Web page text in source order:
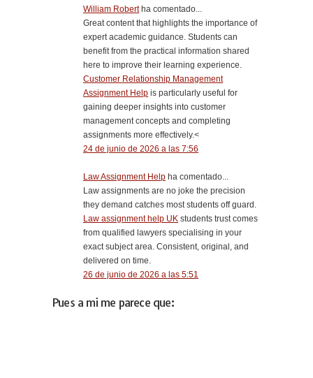
William Robertha comentado...
Great content that highlights the importance of
expert academic guidance. Students can
benefit from the practical information shared
here to improve their learning experience.
Customer Relationship Management
Assignment Help is particularly useful for
gaining deeper insights into customer
management concepts and completing
assignments more effectively.<
24 de junio de 2026 a las 7:56
Law Assignment Help ha comentado...
Law assignments are no joke the precision
they demand catches most students off guard.
Law assignment help UK students trust comes
from qualified lawyers specialising in your
exact subject area. Consistent, original, and
delivered on time.
26 de junio de 2026 a las 5:51
Pues a mi me parece que: